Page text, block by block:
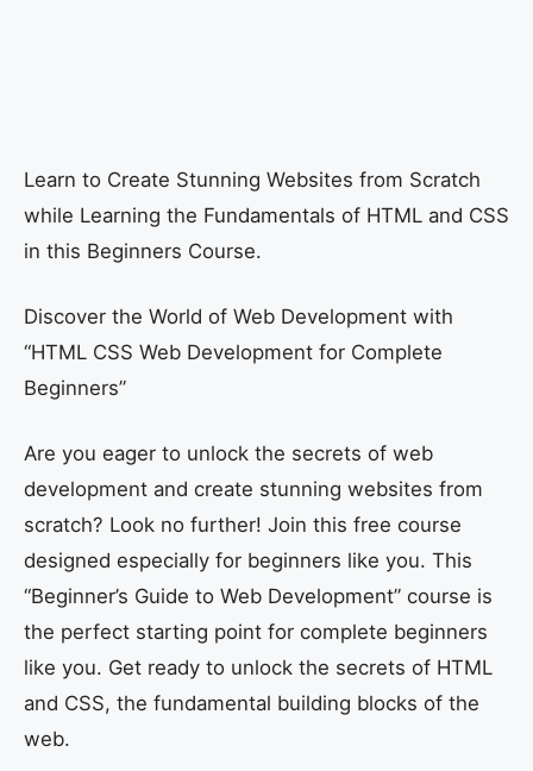
Learn to Create Stunning Websites from Scratch
while Learning the Fundamentals of HTML and CSS
in this Beginners Course.
Discover the World of Web Development with
“HTML CSS Web Development for Complete
Beginners”
Are you eager to unlock the secrets of web
development and create stunning websites from
scratch? Look no further! Join this free course
designed especially for beginners like you. This
“Beginner’s Guide to Web Development” course is
the perfect starting point for complete beginners
like you. Get ready to unlock the secrets of HTML
and CSS, the fundamental building blocks of the
web.